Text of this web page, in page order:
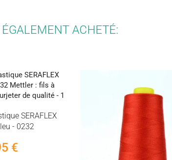
ACHETÉ:
SERAFLEX
- 0232
€